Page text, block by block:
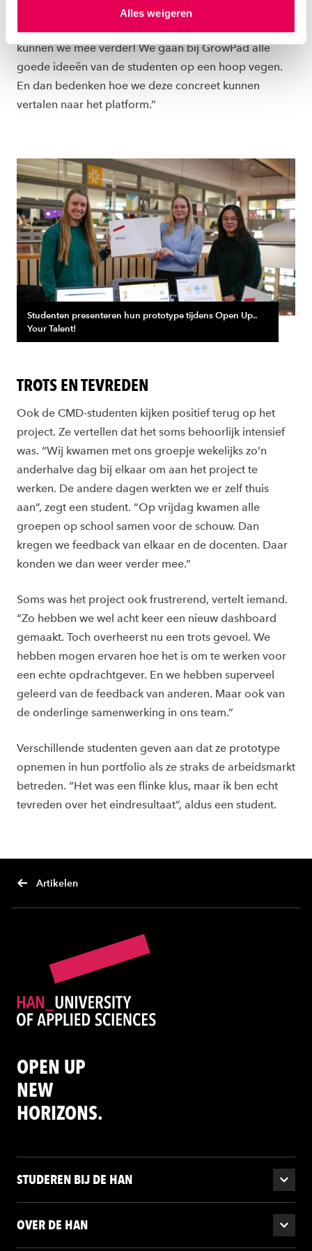
cookiestatement. Via ‘Zelf instellen’ kun je ook zelf
instellen welke cookies we plaatsen. Je kunt je
toestemming altijd wijzigen of intrekken via
onscookiestatement.
Alles weigeren
Ze wil graag aan de slag met de prototypes. “Hier
kunnen we mee verder! We gaan bij GrowPad alle
goede ideeën van de studenten op een hoop vegen.
En dan bedenken hoe we deze concreet kunnen
vertalen naar het platform.”
Studenten presenteren hun prototype tijdens Open Up..
Your Talent!
TROTS EN TEVREDEN
Ook de CMD-studenten kijken positief terug op het
project. Ze vertellen dat het soms behoorlijk intensief
was. “Wij kwamen met ons groepje wekelijks zo’n
anderhalve dag bij elkaar om aan het project te
werken. De andere dagen werkten we er zelf thuis
aan”, zegt een student. “Op vrijdag kwamen alle
groepen op school samen voor de schouw. Dan
kregen we feedback van elkaar en de docenten. Daar
konden we dan weer verder mee.”
Soms was het project ook frustrerend, vertelt iemand.
“Zo hebben we wel acht keer een nieuw dashboard
gemaakt. Toch overheerst nu een trots gevoel. We
hebben mogen ervaren hoe het is om te werken voor
een echte opdrachtgever. En we hebben superveel
geleerd van de feedback van anderen. Maar ook van
de onderlinge samenwerking in ons team.”
Verschillende studenten geven aan dat ze prototype
opnemen in hun portfolio als ze straks de arbeidsmarkt
betreden. “Het was een flinke klus, maar ik ben echt
tevreden over het eindresultaat”, aldus een student.
Artikelen
OPEN UP
NEW
HORIZONS.
STUDEREN BIJ DE HAN
OVER DE HAN